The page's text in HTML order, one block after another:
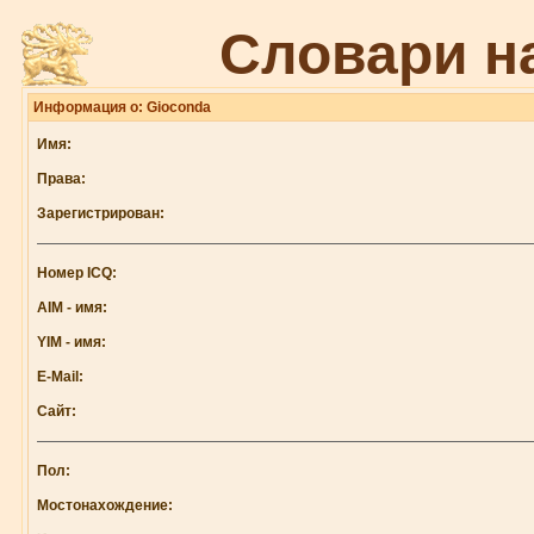
Словари
Информация о: Gioconda
Имя:
Права:
Зарегистрирован:
Номер ICQ:
AIM - имя:
YIM - имя:
E-Mail:
Сайт:
Пол:
Мостонахождение: